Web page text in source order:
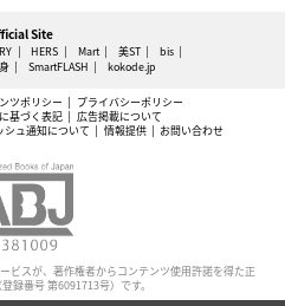
Site
HERS Mart 美ST
bis
SmartFLASH kokode.jp
ツポリシー
プライバシーポリシー
基づく表記
広告掲載について
シュ通知について 情報提供 お問い合わせ
ビスが、著作権者からコンテンツ使用許諾を得た正
録番号 第6091713号）です。